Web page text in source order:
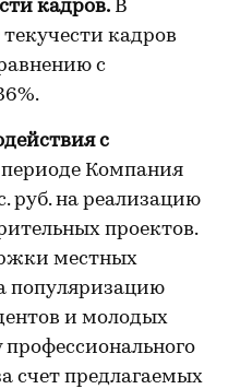
кадров. В
кадров
с
с
Компания
руб. на реализацию
проектов.
местных
популяризацию
и молодых
профессионального
счет предлагаемых